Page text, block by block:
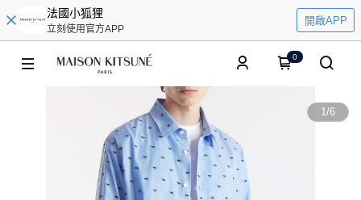
法國小狐狸
立刻使用官方APP
開啟APP
0
1/6